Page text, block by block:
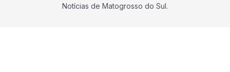
Notícias de Matogrosso do Sul.